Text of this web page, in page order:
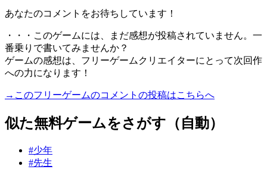
あなたのコメントをお待ちしています！
・・・このゲームには、まだ感想が投稿されていません。一
番乗りで書いてみませんか？
ゲームの感想は、フリーゲームクリエイターにとって次回作
への力になります！
→このフリーゲームのコメントの投稿はこちらへ
似た無料ゲームをさがす（自動）
#少年
#先生